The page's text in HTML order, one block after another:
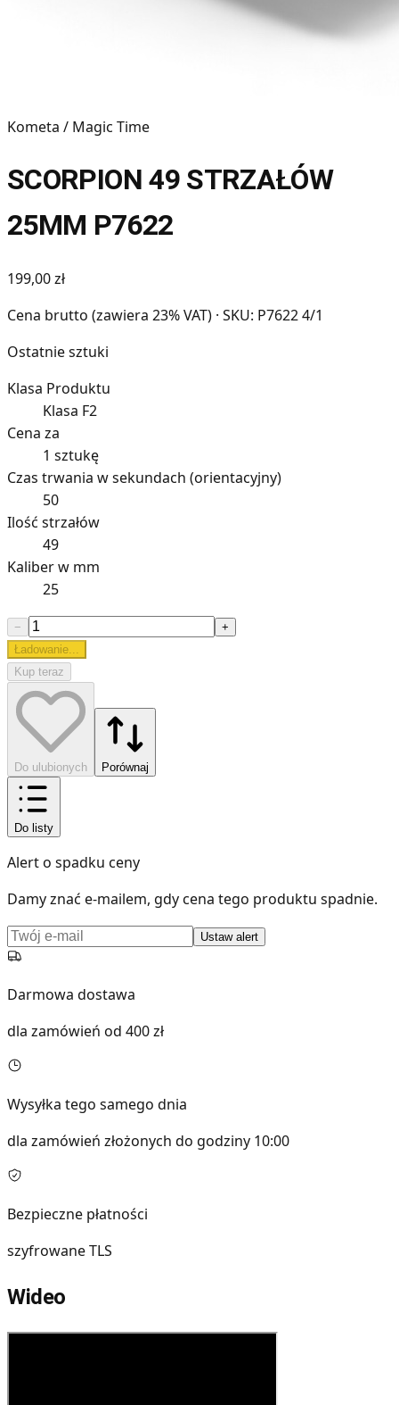
Kometa / Magic Time
SCORPION 49 STRZAŁÓW
25MM P7622
199,00 zł
Cena brutto (zawiera 23% VAT) · SKU: P7622 4/1
Ostatnie sztuki
Klasa Produktu
Klasa F2
Cena za
1 sztukę
Czas trwania w sekundach (orientacyjny)
50
Ilość strzałów
49
Kaliber w mm
25
−
+
Ładowanie...
Kup teraz
Do ulubionych Porównaj
Do listy
Alert o spadku ceny
Damy znać e-mailem, gdy cena tego produktu spadnie.
Ustaw alert
Darmowa dostawa
dla zamówień od 400 zł
Wysyłka tego samego dnia
dla zamówień złożonych do godziny 10:00
Bezpieczne płatności
szyfrowane TLS
Wideo